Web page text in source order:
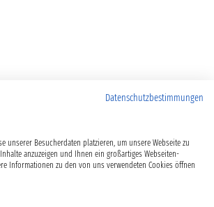
Datenschutzbestimmungen
unserer Besucherdaten platzieren, um unsere Webseite zu
anzuzeigen und Ihnen ein großartiges Webseiten-
Informationen zu den von uns verwendeten Cookies öffnen